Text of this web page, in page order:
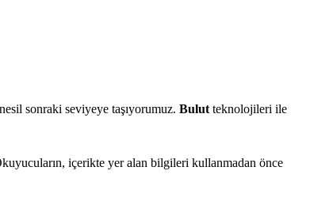
sonraki seviyeye taşıyorumuz. Bulut teknolojileri ile
içerikte yer alan bilgileri kullanmadan önce